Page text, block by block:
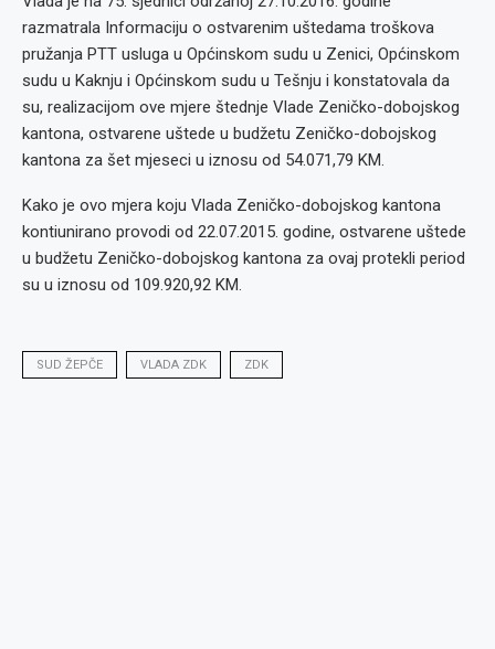
razmatrala Informaciju o ostvarenim uštedama troškova
pružanja PTT usluga u Općinskom sudu u Zenici, Općinskom
sudu u Kaknju i Općinskom sudu u Tešnju i konstatovala da
su, realizacijom ove mjere štednje Vlade Zeničko-dobojskog
kantona, ostvarene uštede u budžetu Zeničko-dobojskog
kantona za šet mjeseci u iznosu od 54.071,79 KM.
Kako je ovo mjera koju Vlada Zeničko-dobojskog kantona
kontiunirano provodi od 22.07.2015. godine, ostvarene uštede
u budžetu Zeničko-dobojskog kantona za ovaj protekli period
su u iznosu od 109.920,92 KM.
SUD ŽEPČE VLADA ZDK ZDK